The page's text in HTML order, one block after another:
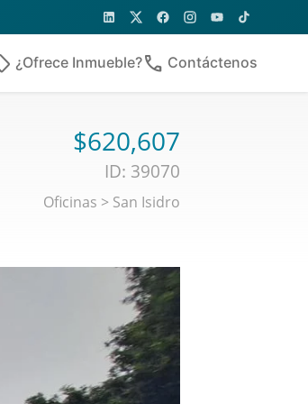
¿Ofrece Inmueble?phone Contáctenos
$620,607
ID: 39070
Oficinas > San Isidro